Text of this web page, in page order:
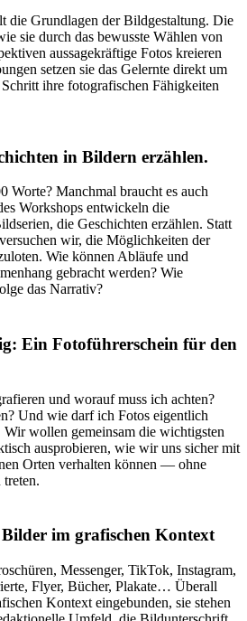
die Grundlagen der Bildgestaltung. Die
sie durch das bewusste Wählen von
aussagekräftige Fotos kreieren
setzen sie das Gelernte direkt um
ihre fotografischen Fähigkeiten
in Bildern erzählen.
Worte? Manchmal braucht es auch
Workshops entwickeln die
die Geschichten erzählen. Statt
wir, die Möglichkeiten der
Wie können Abläufe und
gebracht werden? Wie
das Narrativ?
Ein Fotoführerschein für den
und worauf muss ich achten?
Und wie darf ich Fotos eigentlich
wollen gemeinsam die wichtigsten
ausprobieren, wie wir uns sicher mit
Orten verhalten können — ohne
im grafischen Kontext
Messenger, TikTok, Instagram,
Flyer, Bücher, Plakate… Überall
Kontext eingebunden, sie stehen